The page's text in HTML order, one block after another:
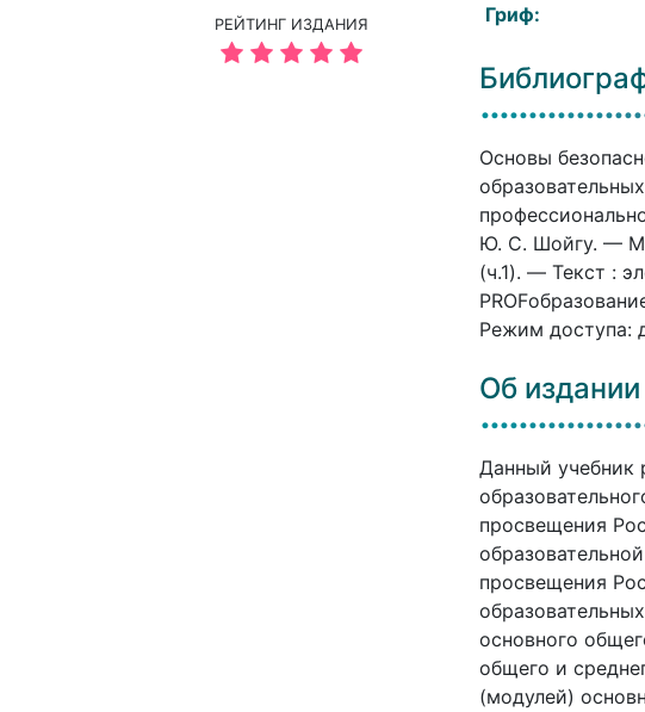
РЕЙТИНГ ИЗДАНИЯ
Гриф:
Основы
Ю. С. Шойгу. —
(ч.1). — Текст :
Режим доступа:
Об издании
Данный учебник
просвещения
просвещения
основного
общего и
(модулей)